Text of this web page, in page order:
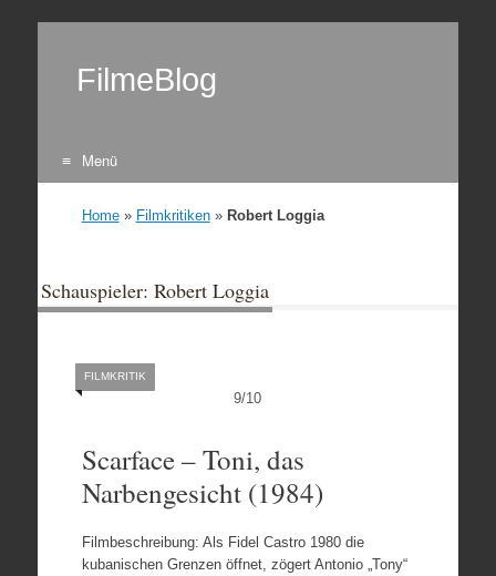
FilmeBlog
Menü
Home» Filmkritiken» Robert Loggia
Schauspieler: Robert Loggia
9/10
FILMKRITIK
Scarface – Toni, das
Narbengesicht (1984)
Filmbeschreibung: Als Fidel Castro 1980 die
kubanischen Grenzen öffnet, zögert Antonio „Tony“